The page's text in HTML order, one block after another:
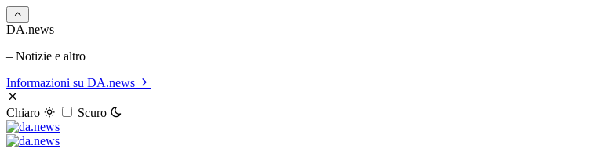
DA.news
– Notizie e altro
Informazioni su DA.news
Chiaro Scuro